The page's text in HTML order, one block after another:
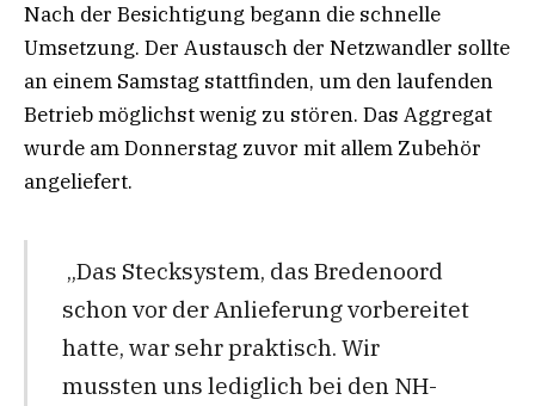
Nach der Besichtigung begann die schnelle
Umsetzung. Der Austausch der Netzwandler sollte
an einem Samstag stattfinden, um den laufenden
Betrieb möglichst wenig zu stören. Das Aggregat
wurde am Donnerstag zuvor mit allem Zubehör
angeliefert.
„Das Stecksystem, das Bredenoord
schon vor der Anlieferung vorbereitet
hatte, war sehr praktisch. Wir
mussten uns lediglich bei den NH-